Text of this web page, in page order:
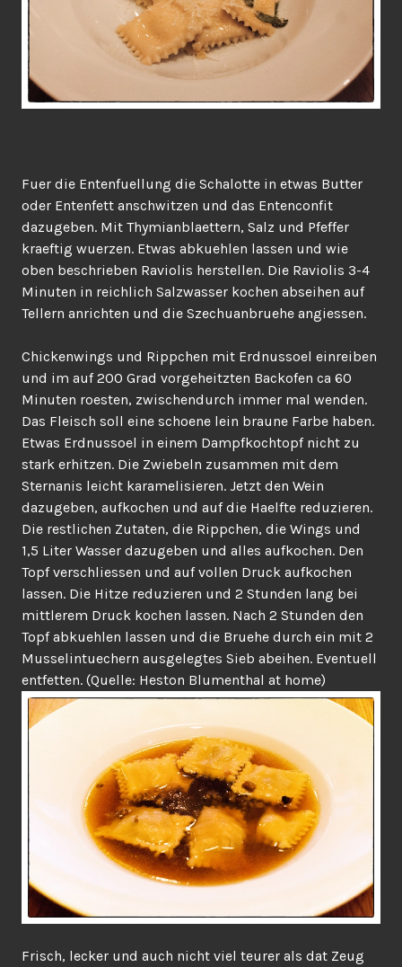
Fuer die Entenfuellung die Schalotte in etwas Butter
oder Entenfett anschwitzen und das Entenconfit
dazugeben. Mit Thymianblaettern, Salz und Pfeffer
kraeftig wuerzen. Etwas abkuehlen lassen und wie
oben beschrieben Raviolis herstellen. Die Raviolis 3-4
Minuten in reichlich Salzwasser kochen abseihen auf
Tellern anrichten und die Szechuanbruehe angiessen.
Chickenwings und Rippchen mit Erdnussoel einreiben
und im auf 200 Grad vorgeheitzten Backofen ca 60
Minuten roesten, zwischendurch immer mal wenden.
Das Fleisch soll eine schoene lein braune Farbe haben.
Etwas Erdnussoel in einem Dampfkochtopf nicht zu
stark erhitzen. Die Zwiebeln zusammen mit dem
Sternanis leicht karamelisieren. Jetzt den Wein
dazugeben, aufkochen und auf die Haelfte reduzieren.
Die restlichen Zutaten, die Rippchen, die Wings und
1,5 Liter Wasser dazugeben und alles aufkochen. Den
Topf verschliessen und auf vollen Druck aufkochen
lassen. Die Hitze reduzieren und 2 Stunden lang bei
mittlerem Druck kochen lassen. Nach 2 Stunden den
Topf abkuehlen lassen und die Bruehe durch ein mit 2
Musselintuechern ausgelegtes Sieb abeihen. Eventuell
entfetten. (Quelle: Heston Blumenthal at home)
Frisch, lecker und auch nicht viel teurer als dat Zeug